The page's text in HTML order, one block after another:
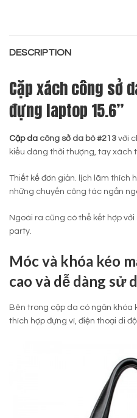
DESCRIPTION
Cặp xách công sở
đựng laptop 15.6”
Cặp da công sở da bò #213 với
kiểu dáng thời thượng, tay xách
Thiết kế đơn giản. lịch lãm thích
những chuyến công tác ngắn
Ngoài ra cũng có thể kết hợp
party.
Móc và khóa kéo
cao và dễ dàng sử
Bên trong cặp da có ngăn khóa
thích hợp đựng ví, điện thoại di